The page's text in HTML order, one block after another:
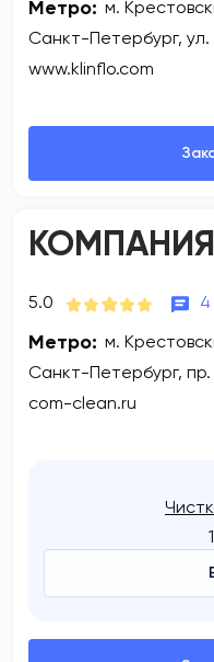
Метро: м.
Санкт-Петербург,
www.klinflo.com
5.0 4
Метро: м.
Санкт-Петербург, пр.
com-clean.ru